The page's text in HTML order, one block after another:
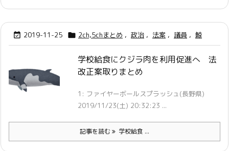
 2019-11-25  2ch,5chまとめ , 政治 , 法案 , 議員 , 鯨
学校給食にクジラ肉を利用促進へ 法
改正案取りまとめ
1: ファイヤーボールスプラッシュ(長野県)
2019/11/23(土) 20:32:23 ...
記事を読む 学校給食 ...